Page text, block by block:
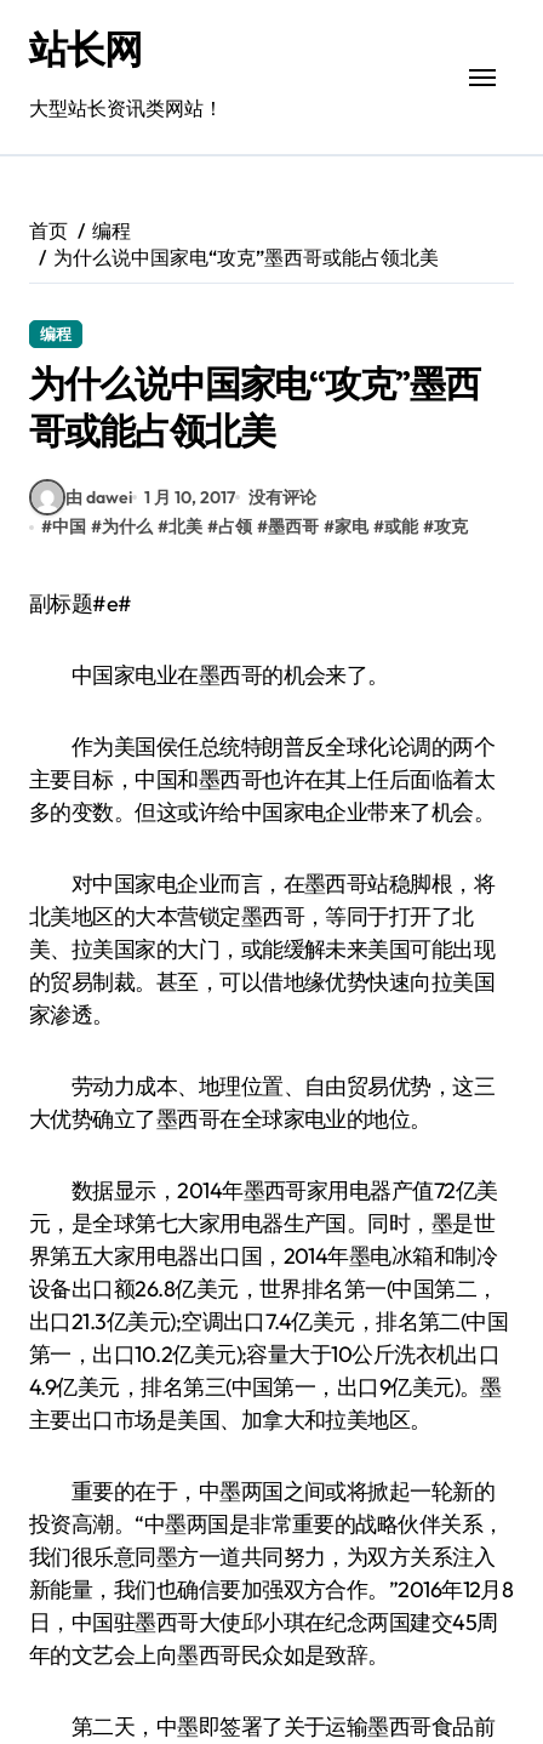
站长网
大型站长资讯类网站！
首页
编程
为什么说中国家电“攻克”墨西哥或能占领北美
编程
为什么说中国家电“攻克”墨西
哥或能占领北美
由 dawei 1 月 10, 2017 没有评论
#中国 #为什么 #北美 #占领 #墨西哥 #家电 #或能 #攻克
副标题#e#
中国家电业在墨西哥的机会来了。
作为美国侯任总统特朗普反全球化论调的两个
主要目标，中国和墨西哥也许在其上任后面临着太
多的变数。但这或许给中国家电企业带来了机会。
对中国家电企业而言，在墨西哥站稳脚根，将
北美地区的大本营锁定墨西哥，等同于打开了北
美、拉美国家的大门，或能缓解未来美国可能出现
的贸易制裁。甚至，可以借地缘优势快速向拉美国
家渗透。
劳动力成本、地理位置、自由贸易优势，这三
大优势确立了墨西哥在全球家电业的地位。
数据显示，2014年墨西哥家用电器产值72亿美
元，是全球第七大家用电器生产国。同时，墨是世
界第五大家用电器出口国，2014年墨电冰箱和制冷
设备出口额26.8亿美元，世界排名第一(中国第二，
出口21.3亿美元);空调出口7.4亿美元，排名第二(中国
第一，出口10.2亿美元);容量大于10公斤洗衣机出口
4.9亿美元，排名第三(中国第一，出口9亿美元)。墨
主要出口市场是美国、加拿大和拉美地区。
重要的在于，中墨两国之间或将掀起一轮新的
投资高潮。“中墨两国是非常重要的战略伙伴关系，
我们很乐意同墨方一道共同努力，为双方关系注入
新能量，我们也确信要加强双方合作。”2016年12月8
日，中国驻墨西哥大使邱小琪在纪念两国建交45周
年的文艺会上向墨西哥民众如是致辞。
第二天，中墨即签署了关于运输墨西哥食品前